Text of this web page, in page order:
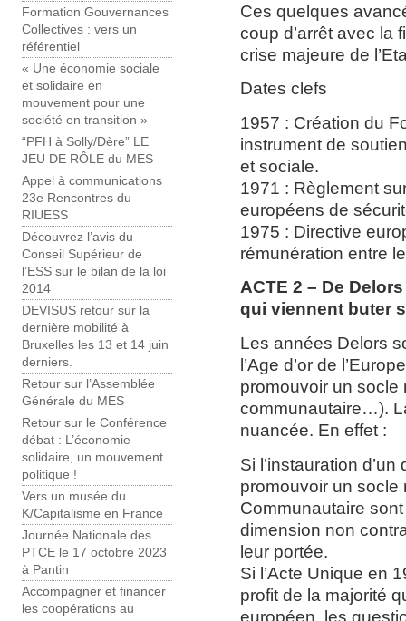
Formation Gouvernances
Collectives : vers un
référentiel
« Une économie sociale
et solidaire en
mouvement pour une
société en transition »
“PFH à Solly/Dère” LE
JEU DE RÔLE du MES
Appel à communications
23e Rencontres du
RIUESS
Découvrez l’avis du
Conseil Supérieur de
l’ESS sur le bilan de la loi
2014
DEVISUS retour sur la
dernière mobilité à
Bruxelles les 13 et 14 juin
derniers.
Retour sur l’Assemblée
Générale du MES
Retour sur le Conférence
débat : L’économie
solidaire, un mouvement
politique !
Vers un musée du
K/Capitalisme en France
Journée Nationale des
PTCE le 17 octobre 2023
à Pantin
Accompagner et financer
les coopérations au
Ces quelques
coup d’arrêt avec la
crise majeure de
Dates clefs
1957 : Création du
instrument de
et sociale.
1971 : Règlement
européens de
1975 : Directive
rémunération entre
ACTE 2 – De
qui viennent buter
Les années Delors
l’Age d’or de
promouvoir un socle
communautaire…).
nuancée. En effet :
Si l’instauration
promouvoir un socle
Communautaire
dimension non
leur portée.
Si l’Acte Unique en
profit de la majorité
européen, les